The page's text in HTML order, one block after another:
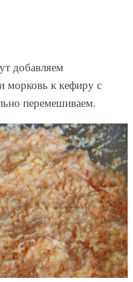
добавляем
морковь к кефиру с
перемешиваем.